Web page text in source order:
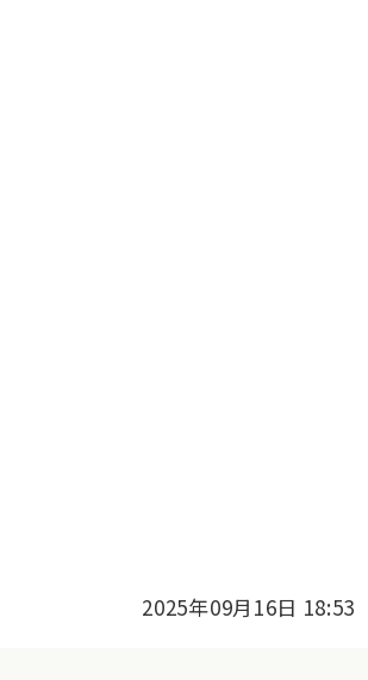
2025年09月16日 18:53